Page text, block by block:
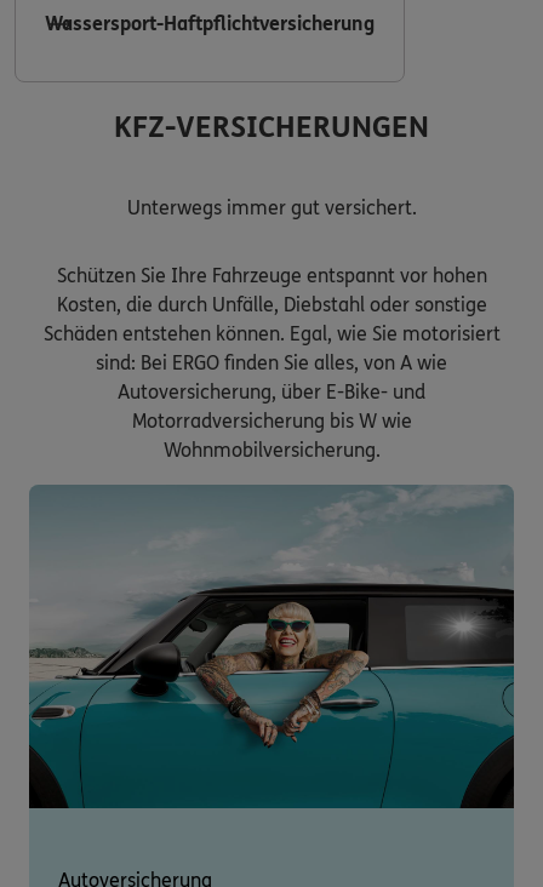
Wassersport-Haftpflichtversicherung
KFZ-VERSICHERUNGEN
Unterwegs immer gut versichert.
Schützen Sie Ihre Fahrzeuge entspannt vor hohen
Kosten, die durch Unfälle, Diebstahl oder sonstige
Schäden entstehen können. Egal, wie Sie motorisiert
sind: Bei ERGO finden Sie alles, von A wie
Autoversicherung, über E-Bike- und
Motorradversicherung bis W wie
Wohnmobilversicherung.
Autoversicherung